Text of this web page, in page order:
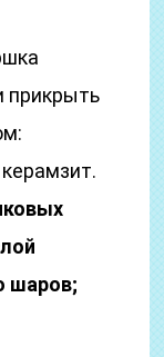
прикрыть
шаров;